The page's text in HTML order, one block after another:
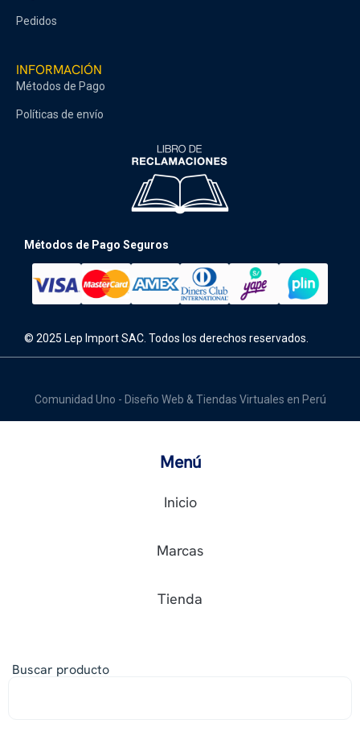
Pedidos
INFORMACIÓN
Métodos de Pago
Políticas de envío
© 2025 Lep Import SAC. Todos los derechos reservados.
Métodos de Pago Seguros
Comunidad Uno - Diseño Web & Tiendas Virtuales en Perú
Menú
Inicio
Marcas
Tienda
Buscar producto